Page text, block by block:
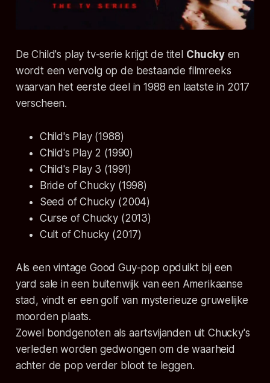
DeChild's play tv-serie krijgt de titel Chuckyen
wordt een vervolg op de bestaande filmreeks
waarvan het eerste deel in 1988 en laatste in 2017
verscheen.
Child's Play (1988)
Child's Play 2 (1990)
Child's Play 3 (1991)
Bride of Chucky (1998)
Seed of Chucky (2004)
Curse of Chucky (2013)
Cult of Chucky (2017)
Als een vintage Good Guy-pop opduikt bij een
yard sale in een buitenwijk van een Amerikaanse
stad, vindt er een golf van mysterieuze gruwelijke
moorden plaats.
Zowel bondgenoten als aartsvijanden uit Chucky's
verleden worden gedwongen om de waarheid
achter de pop verder bloot te leggen.